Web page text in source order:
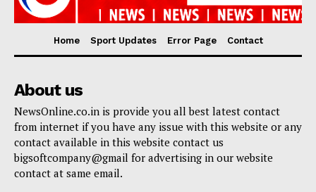
Home Sport Updates Error Page Contact
About us
NewsOnline.co.in is provide you all best latest contact
from internet if you have any issue with this website or any
contact available in this website contact us
bigsoftcompany@gmail for advertising in our website
contact at same email.